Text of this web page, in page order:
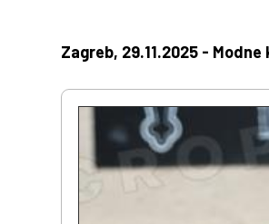
Zagreb, 29.11.2025 -